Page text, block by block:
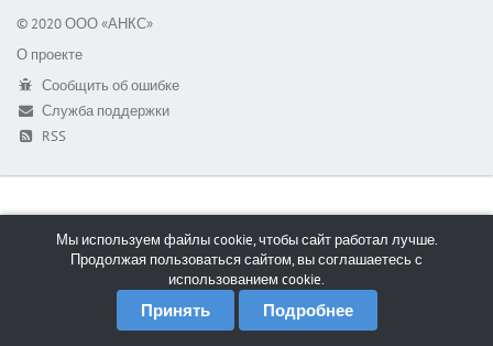
© 2020 ООО «АНКС»
О проекте
Сообщить об ошибке
Служба поддержки
RSS
Мы используем файлы cookie, чтобы сайт работал лучше.
Продолжая пользоваться сайтом, вы соглашаетесь с
использованием cookie.
Принять Подробнее